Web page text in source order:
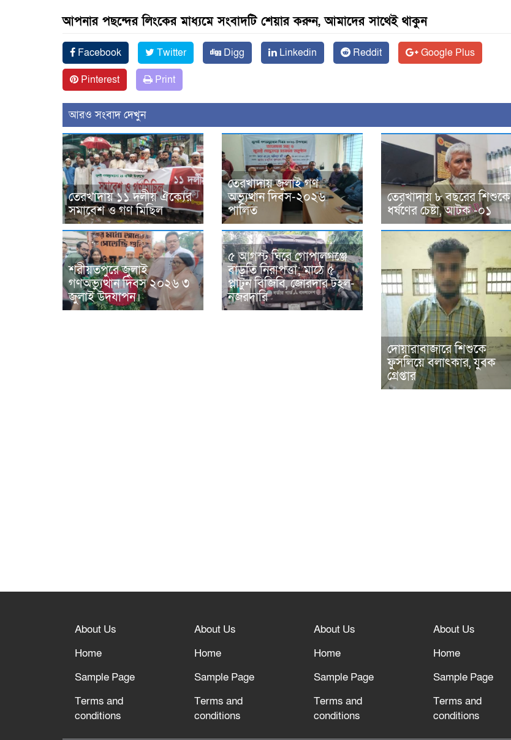
আপনার পছন্দের লিংকের মাধ্যমে সংবাদটি শেয়ার করুন, আমাদের সাথেই থাকুন
Facebook Twitter Digg Linkedin Reddit
Google Plus
Pinterest
Print
আরও সংবাদ দেখুন
তেরখাদায় ১১ দলীয় ঐক্যের
সমাবেশ ও গণ মিছিল
তেরখাদায় জুলাই গণ
অভ্যুত্থান দিবস-২০২৬
পালিত
তেরখাদায় ৮ বছরের শিশুকে
ধর্ষণের চেষ্টা, আটক -০১
শরীয়তপুরে জুলাই
গণঅভ্যুত্থান দিবস ২০২৬ ৩
জুলাই উদযাপন।
৫ আগস্ট ঘিরে গোপালগঞ্জে
বাড়তি নিরাপত্তা; মাঠে ৫
প্লাটুন বিজিবি, জোরদার টহল-
নজরদারি
দোয়ারাবাজারে শিশুকে
ফুসলিয়ে বলাৎকার, যুবক
গ্রেপ্তার
About Us
Home
Sample Page
Terms and
conditions
About Us
Home
Sample Page
Terms and
conditions
About Us
Home
Sample Page
Terms and
conditions
About Us
Home
Sample Page
Terms and
conditions